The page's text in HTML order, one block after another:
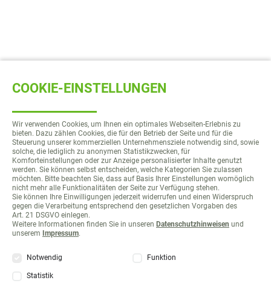
Navigation
Presse
COOKIE-EINSTELLUNGEN
Wir verwenden Cookies, um Ihnen ein optimales Webseiten-Erlebnis zu
bieten. Dazu zählen Cookies, die für den Betrieb der Seite und für die
Steuerung unserer kommerziellen Unternehmensziele notwendig sind, sowie
solche, die lediglich zu anonymen Statistikzwecken, für
Komforteinstellungen oder zur Anzeige personalisierter Inhalte genutzt
werden. Sie können selbst entscheiden, welche Kategorien Sie zulassen
möchten. Bitte beachten Sie, dass auf Basis Ihrer Einstellungen womöglich
nicht mehr alle Funktionalitäten der Seite zur Verfügung stehen.
Sie können Ihre Einwilligungen jederzeit widerrufen und einen Widerspruch
gegen die Verarbeitung entsprechend den gesetzlichen Vorgaben des
Art. 21 DSGVO einlegen.
Weitere Informationen finden Sie in unseren Datenschutzhinweisen und
unserem Impressum.
Notwendig Funktion
Statistik